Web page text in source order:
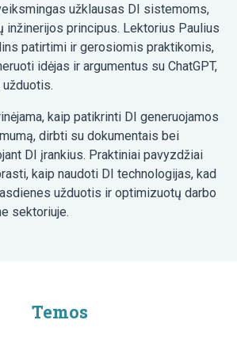
užklausas DI sistemoms,
inžinerijos principus. Lektorius Paulius
patirtimi ir gerosiomis praktikomis,
idėjas ir argumentus su ChatGPT,
kaip patikrinti DI generuojamos
dirbti su dokumentais bei
DI įrankius. Praktiniai pavyzdžiai
kaip naudoti DI technologijas, kad
užduotis ir optimizuotų darbo
sektoriuje.
Temos